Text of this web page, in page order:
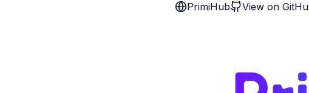
PrimiHub View on